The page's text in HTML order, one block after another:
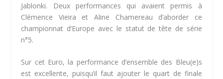
Jablonki. Deux performances qui avaient permis à
Clémence Vieira et Aline Chamereau d’aborder ce
championnat d’Europe avec le statut de tête de série
n°5.
Sur cet Euro, la performance d’ensemble des Bleu(e)s
est excellente, puisqu’il faut ajouter le quart de finale